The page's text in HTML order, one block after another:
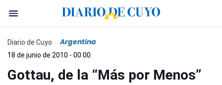
Diario de Cuyo Argentina
18 de junio de 2010 - 00:00
Gottau, de la “Más por Menos”